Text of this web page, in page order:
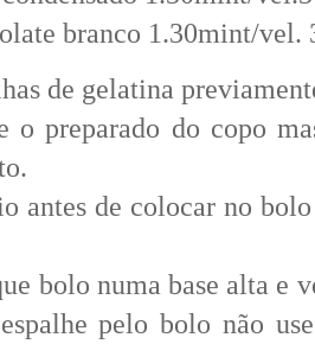
branco 1.30mint/vel.
de gelatina
preparado do copo
antes de colocar no
bolo numa base alta e
pelo bolo não